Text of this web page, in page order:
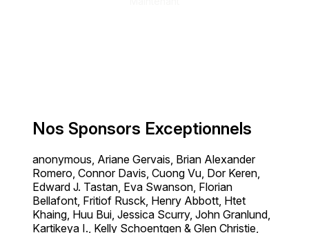
Nos Sponsors Exceptionnels
anonymous, Ariane Gervais, Brian Alexander
Romero, Connor Davis, Cuong Vu, Dor Keren,
Edward J. Tastan, Eva Swanson, Florian
Bellafont, Fritiof Rusck, Henry Abbott, Htet
Khaing, Huu Bui, Jessica Scurry, John Granlund,
Kartikeya I., Kelly Schoentgen & Glen Christie,